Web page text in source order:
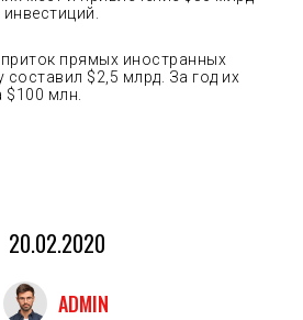
прямых иностранных
составил $2,5 млрд. За год их
млн.
20.02.2020
ADMIN